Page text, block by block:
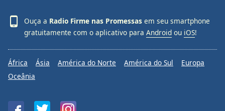
Ouça a Radio Firme nas Promessas em seu smartphone
gratuitamente com o aplicativo para Android ou iOS!
África Ásia América do Norte América do Sul
Europa
Oceânia